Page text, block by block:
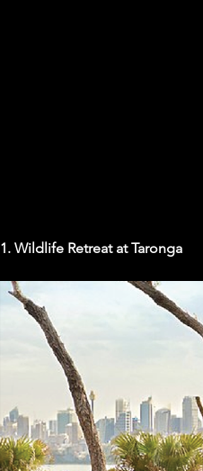
1. Wildlife Retreat at Taronga